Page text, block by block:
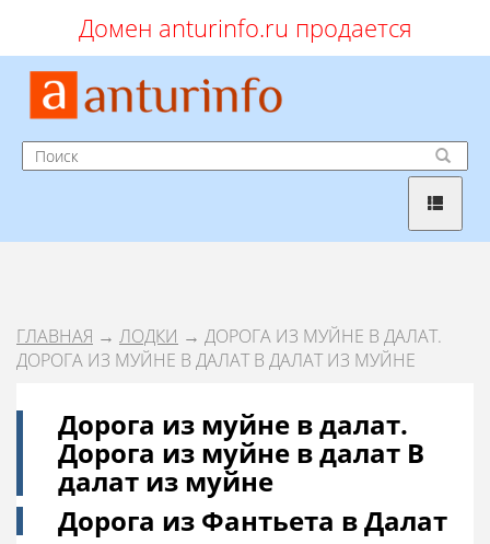
Домен anturinfo.ru продается
ГЛАВНАЯ → ЛОДКИ → ДОРОГА ИЗ МУЙНЕ В ДАЛАТ.
ДОРОГА ИЗ МУЙНЕ В ДАЛАТ В ДАЛАТ ИЗ МУЙНЕ
Дорога из муйне в далат.
Дорога из муйне в далат В
далат из муйне
Дорога из Фантьета в Далат